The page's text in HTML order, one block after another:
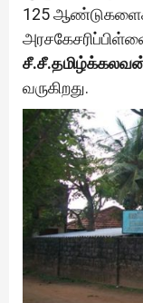
125 ஆண்டுகளைக்
வருகிறது.